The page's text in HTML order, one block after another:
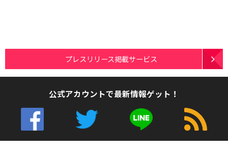
プレスリリース掲載サービス
公式アカウントで最新情報ゲット！